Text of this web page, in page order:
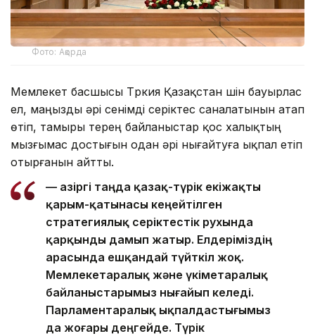
Фото: Ақорда
Мемлекет басшысы Түркия Қазақстан үшін бауырлас
ел, маңызды әрі сенімді серіктес саналатынын атап
өтіп, тамыры терең байланыстар қос халықтың
мызғымас достығын одан әрі нығайтуға ықпал етіп
отырғанын айтты.
— Қазіргі таңда қазақ-түрік екіжақты
қарым-қатынасы кеңейтілген
стратегиялық серіктестік рухында
қарқынды дамып жатыр. Елдеріміздің
арасында ешқандай түйткіл жоқ.
Мемлекетаралық және үкіметаралық
байланыстарымыз нығайып келеді.
Парламентаралық ықпалдастығымыз
да жоғары деңгейде. Түрік